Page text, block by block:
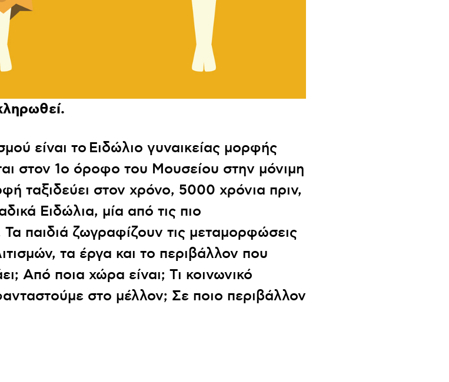
είναι το Ειδώλιο γυναικείας μορφής
στον 1ο όροφο του Μουσείου στην μόνιμη
ταξιδεύει στον χρόνο, 5000 χρόνια πριν,
Ειδώλια, μία από τις πιο
παιδιά ζωγραφίζουν τις μεταμορφώσεις
τα έργα και το περιβάλλον που
Από ποια χώρα είναι; Τι κοινωνικό
στο μέλλον; Σε ποιο περιβάλλον